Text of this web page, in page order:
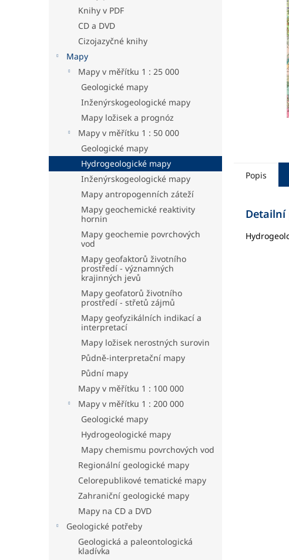
Knihy v PDF
CD a DVD
Cizojazyčné knihy
Mapy
Mapy v měřítku 1 : 25 000
Geologické mapy
Inženýrskogeologické mapy
Mapy ložisek a prognóz
Mapy v měřítku 1 : 50 000
Geologické mapy
Hydrogeologické mapy
Inženýrskogeologické mapy
Mapy antropogenních záteží
Mapy geochemické reaktivity
hornin
Mapy geochemie povrchových
vod
Mapy geofaktorů životního
prostředí - významných
krajinných jevů
Mapy geofatorů životního
prostředí - střetů zájmů
Mapy geofyzikálních indikací a
interpretací
Mapy ložisek nerostných surovin
Půdně-interpretační mapy
Půdní mapy
Mapy v měřítku 1 : 100 000
Mapy v měřítku 1 : 200 000
Geologické mapy
Hydrogeologické mapy
Mapy chemismu povrchových vod
Regionální geologické mapy
Celorepublikové tematické mapy
Zahraniční geologické mapy
Mapy na CD a DVD
Geologické potřeby
Geologická a paleontologická
kladívka
Popis